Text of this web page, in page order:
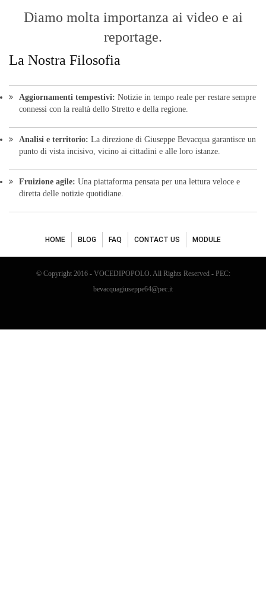
Diamo molta importanza ai video e ai
reportage.
La Nostra Filosofia
Aggiornamenti tempestivi: Notizie in tempo reale per restare sempre
connessi con la realtà dello Stretto e della regione.
Analisi e territorio: La direzione di Giuseppe Bevacqua garantisce un
punto di vista incisivo, vicino ai cittadini e alle loro istanze.
Fruizione agile: Una piattaforma pensata per una lettura veloce e
diretta delle notizie quotidiane.
HOME BLOG FAQ CONTACT US MODULE
© Copyright 2016 - VOCEDIPOPOLO. All Rights Reserved - PEC:
bevacquagiuseppe64@pec.it